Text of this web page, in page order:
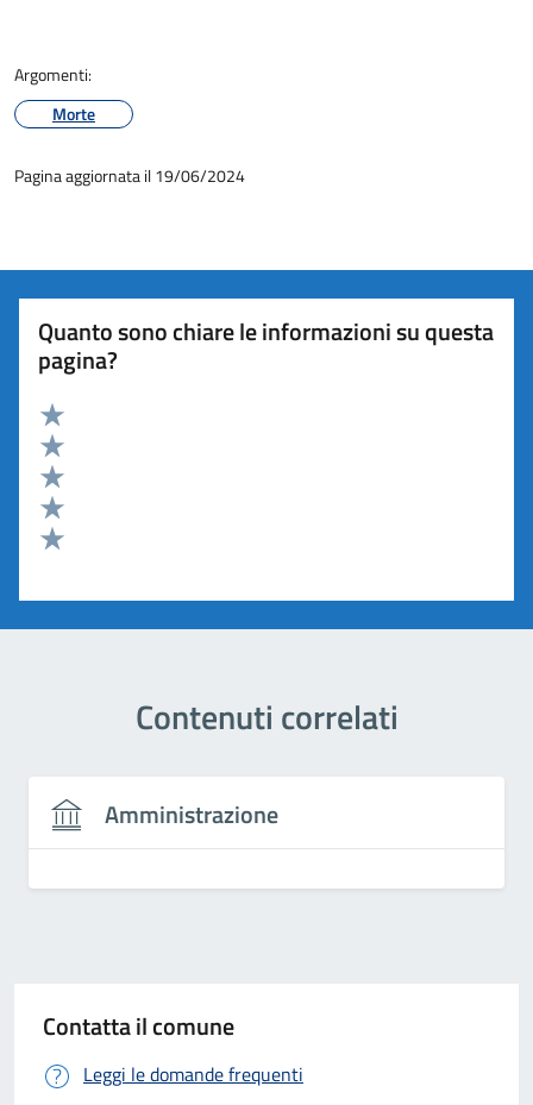
Argomenti:
Morte
Pagina aggiornata il 19/06/2024
Quanto sono chiare le informazioni su questa
pagina?
Valuta 5 stelle su 5
Valuta 4 stelle su 5
Valuta 3 stelle su 5
Valuta 2 stelle su 5
Contenuti correlati
Amministrazione
Contatta il comune
Leggi le domande frequenti